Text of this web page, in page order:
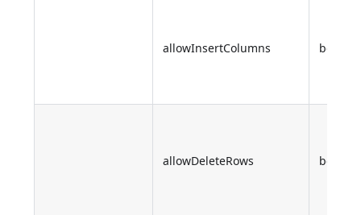
allowInsertColumns
allowDeleteRows